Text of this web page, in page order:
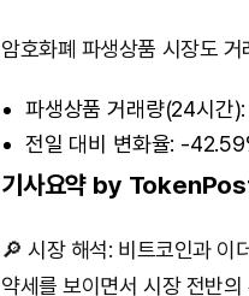
암호화폐 파생상품 시장도
파생상품 거래량(24시
전일 대비 변화율: -
기사요약 by
🔎 시장 해석: 비트코인과 이
약세를 보이면서 시장 전반